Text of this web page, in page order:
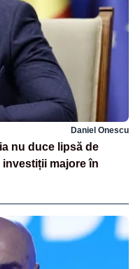
Daniel Onescu
nu duce lipsă de
majore în